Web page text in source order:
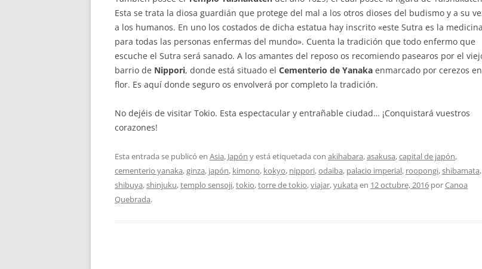
Esta se trata la diosa guardián que protege del mal a los otros dioses del budismo y a su
a los humanos. En uno los costados de dicha estatua hay inscrito «este Sutra es la medicina
para todas las personas enfermas del mundo». Cuenta la tradición que todo enfermo que
escuche el Sutra será sanado. A los amantes del reposo os recomiendo pasearos por el
barrio de Nippori, donde está situado el Cementerio de Yanaka enmarcado por cerezos en
flor. Es aquí donde seguro os envolverá por completo la tradición.
No dejéis de visitar Tokio. Esta espectacular y entrañable ciudad… ¡Conquistará vuestros
corazones!
Esta entrada se publicó en Asia, Japón y está etiquetada con akihabara,asakusa,capital de japón,
cementerio yanaka,ginza, japón, kimono, kokyo, nippori,odaiba, palacio imperial, roopongi,shibamata,
shibuya,shinjuku,templo sensoji,tokio,torre de tokio,viajar,yukata en 12 octubre, 2016 porCanoa
Quebrada.